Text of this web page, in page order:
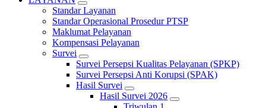
Standar Layanan
Standar Operasional Prosedur PTSP
Maklumat Pelayanan
Kompensasi Pelayanan
Survei
Survei Persepsi Kualitas Pelayanan (SPKP)
Survei Persepsi Anti Korupsi (SPAK)
Hasil Survei
Hasil Survei 2026